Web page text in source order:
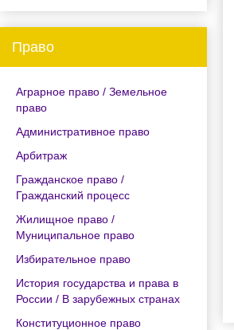
Право
Аграрное право / Земельное
право
Административное право
Арбитраж
Гражданское право /
Гражданский процесс
Жилищное право /
Муниципальное право
Избирательное право
История государства и права в
России / В зарубежных странах
Конституционное право